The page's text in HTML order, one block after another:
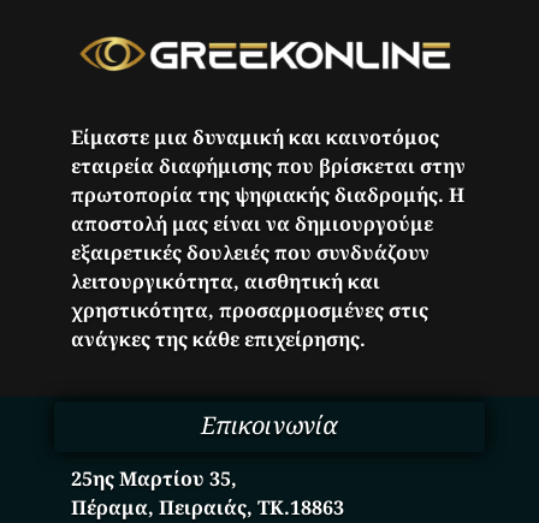
Είμαστε μια δυναμική και καινοτόμος
εταιρεία διαφήμισης που βρίσκεται στην
πρωτοπορία της ψηφιακής διαδρομής. Η
αποστολή μας είναι να δημιουργούμε
εξαιρετικές δουλειές που συνδυάζουν
λειτουργικότητα, αισθητική και
χρηστικότητα, προσαρμοσμένες στις
ανάγκες της κάθε επιχείρησης.
Επικοινωνία
25ης Μαρτίου 35,
Πέραμα, Πειραιάς, ΤΚ.18863